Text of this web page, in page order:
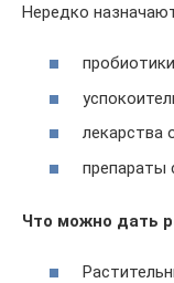
Нередко
лекарства
препараты
Что можно дать